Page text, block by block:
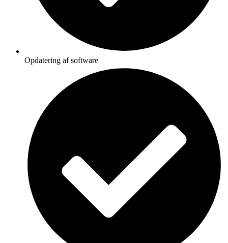
Opdatering af software